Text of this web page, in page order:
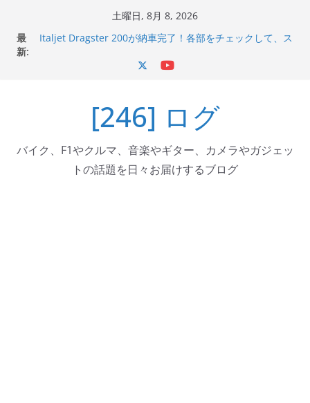
土曜日, 8月 8, 2026
最
新:
Italjet Dragster 200のフロントISSサスの動きが判ったら
コーナリングが楽しくなった
マホホルダー付けて、ガラスコーティング行って来た
岩手県奥州市へのふるさと納税で KGR HARMONY 南部鉄
器エフェクターが返礼品でもらえる！
[246] ログ
バイク、F1やクルマ、音楽やギター、カメラやガジェッ
トの話題を日々お届けするブログ